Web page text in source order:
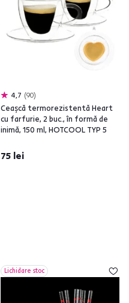
4,7 90
Ceaşcă termorezistentă Heart
cu farfurie, 2 buc., în formă de
inimă, 150 ml, HOTCOOL TYP 5
75 lei
Lichidare stoc